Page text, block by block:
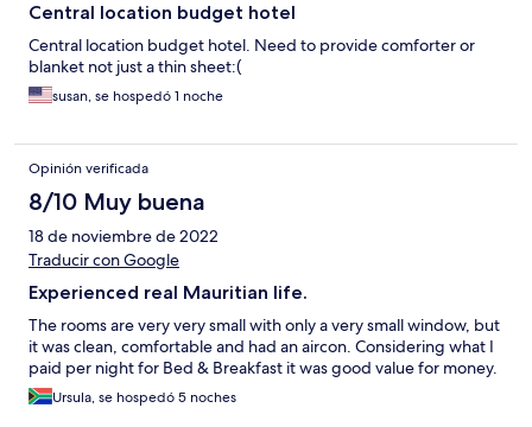
Central location budget hotel
Central location budget hotel. Need to provide comforter or
blanket not just a thin sheet:(
susan, se hospedó 1 noche
Opinión verificada
8/10 Muy buena
18 de noviembre de 2022
Traducir con Google
Experienced real Mauritian life.
The rooms are very very small with only a very small window, but
it was clean, comfortable and had an aircon. Considering what I
paid per night for Bed & Breakfast it was good value for money.
Ursula, se hospedó 5 noches